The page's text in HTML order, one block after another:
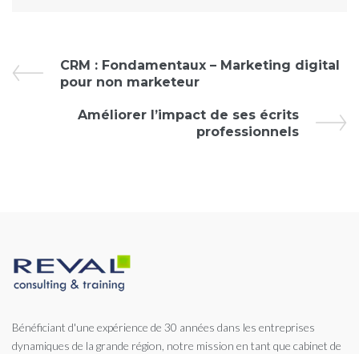
Évènement
Navigation
CRM : Fondamentaux – Marketing digital
pour non marketeur
Améliorer l’impact de ses écrits
professionnels
Bénéficiant d'une expérience de 30 années dans les entreprises
dynamiques de la grande région, notre mission en tant que cabinet de